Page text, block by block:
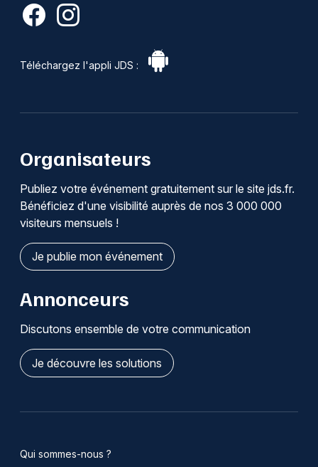
Téléchargez l'appli JDS :
Organisateurs
Publiez votre événement gratuitement sur le site jds.fr.
Bénéficiez d'une visibilité auprès de nos 3 000 000
visiteurs mensuels !
Je publie mon événement
Annonceurs
Discutons ensemble de votre communication
Je découvre les solutions
Qui sommes-nous ?